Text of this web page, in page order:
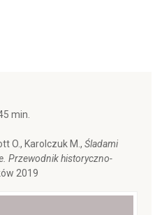
min.
O., Karolczuk M., Śladami
Przewodnik historyczno-
2019